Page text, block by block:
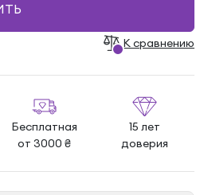
К сравнению
Бесплатная
от 3000 ₴
15 лет
доверия